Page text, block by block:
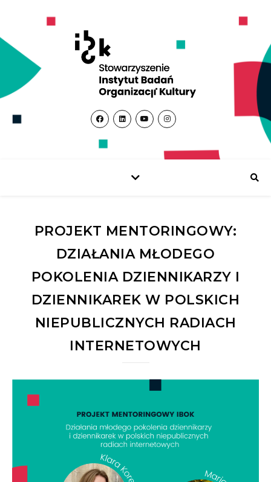
PROJEKT MENTORINGOWY:
DZIAŁANIA MŁODEGO
POKOLENIA DZIENNIKARZY I
DZIENNIKAREK W POLSKICH
NIEPUBLICZNYCH RADIACH
INTERNETOWYCH